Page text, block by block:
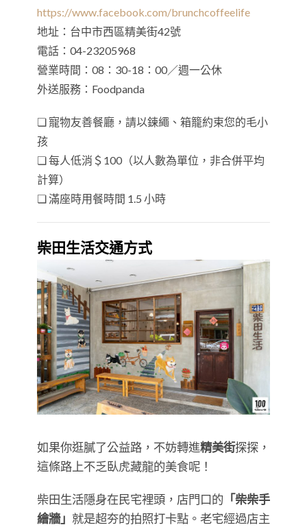
https://www.facebook.com/brunchcoffeelife
地址：台中市西區精美街42號
電話：04-23205968
營業時間：08：30-18：00／週一公休
外送服務：Foodpanda
❏ 寵物友善餐廳，請以鍊繩、箱籠約束您的毛小
孩
❏ 每人低消＄100（以人數為單位，非合併平均
計算）
❏ 滿座時用餐時間 1.5 小時
柴田生活交通方式
如果你逛膩了公益路，不妨轉進精美街探探，
這條路上不乏臥虎藏龍的美食呢！
柴田生活隱身在民宅裡頭，店門口的 「柴柴手
繪牆」 就是超夯的拍照打卡點。老宅經過店主